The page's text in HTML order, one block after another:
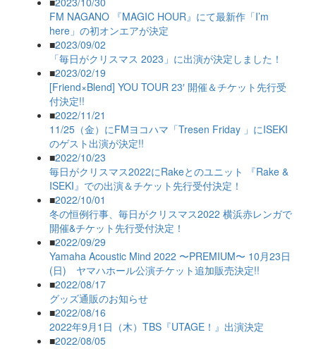
FM NAGANO 『MAGIC HOUR』にて最新作「I’m
here」の初オンエアが決定
■2023/09/02
「毎日がクリスマス 2023」に出演が決定しました！
■2023/02/19
[Friend×Blend] YOU TOUR 23′ 開催＆チケット先行受
付決定!!
■2022/11/21
11/25（金）にFMヨコハマ「Tresen Friday 」にISEKI
のゲスト出演が決定!!
■2022/10/23
毎日がクリスマス2022にRakeとのユニット 『Rake &
ISEKI』での出演＆チケット先行受付決定！
■2022/10/01
冬の恒例行事、毎日がクリスマス2022 横浜赤レンガで
開催&チケット先行受付決定！
■2022/09/29
Yamaha Acoustic Mind 2022 〜PREMIUM〜 10月23日
(日) ヤマハホール公演チケット追加販売決定!!
■2022/08/17
グッズ通販のお知らせ
■2022/08/16
2022年9月1日（木）TBS『UTAGE！』出演決定
■2022/08/05